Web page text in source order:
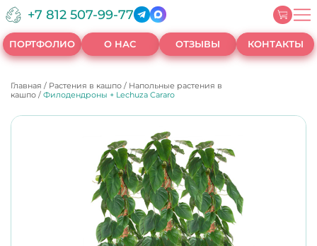
+7 812 507-99-77
ПОРТФОЛИО О НАС ОТЗЫВЫ КОНТАКТЫ
Главная / Растения в кашпо / Напольные растения в
кашпо /Филодендроны + Lechuza Cararo